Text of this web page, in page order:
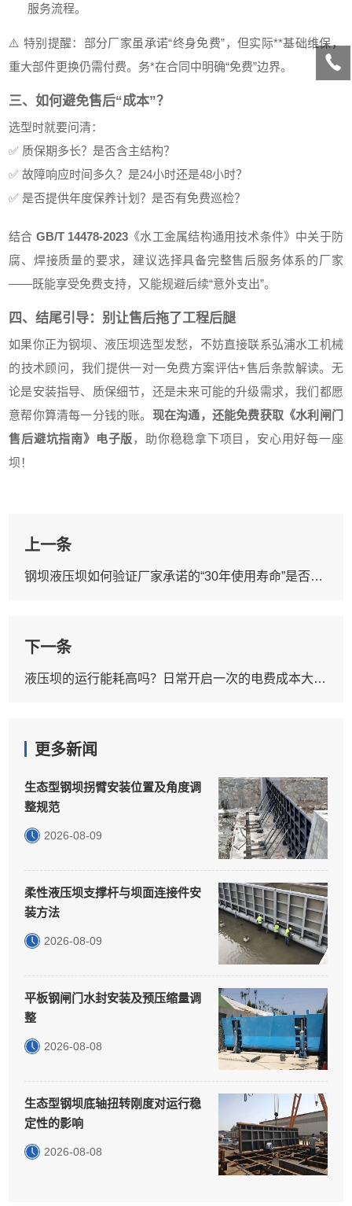
服务流程。
⚠️ 特别提醒：部分厂家虽承诺“终身免费”，但实际**基础维保，
重大部件更换仍需付费。务*在合同中明确“免费”边界。
三、如何避免售后“成本”？
选型时就要问清：
✅ 质保期多长？是否含主结构？
✅ 故障响应时间多久？是24小时还是48小时？
✅ 是否提供年度保养计划？是否有免费巡检？
结合 GB/T 14478-2023 《水工金属结构通用技术条件》中关于防
腐、焊接质量的要求，建议选择具备完整售后服务体系的厂家
——既能享受免费支持，又能规避后续“意外支出”。
四、结尾引导：别让售后拖了工程后腿
如果你正为钢坝、液压坝选型发愁，不妨直接联系弘浦水工机械
的技术顾问，我们提供一对一免费方案评估+售后条款解读。无
论是安装指导、质保细节，还是未来可能的升级需求，我们都愿
意帮你算清每一分钱的账。 现在沟通，还能免费获取《水利闸门
售后避坑指南》电子版，助你稳稳拿下项目，安心用好每一座
坝！
上一条
钢坝液压坝如何验证厂家承诺的“30年使用寿命”是否可靠？有哪些量化**？
下一条
液压坝的运行能耗高吗？日常开启一次的电费成本大约多少？
更多新闻
生态型钢坝拐臂安装位置及角度调
整规范
2026-08-09
柔性液压坝支撑杆与坝面连接件安
装方法
2026-08-09
平板钢闸门水封安装及预压缩量调
整
2026-08-08
生态型钢坝底轴扭转刚度对运行稳
定性的影响
2026-08-08